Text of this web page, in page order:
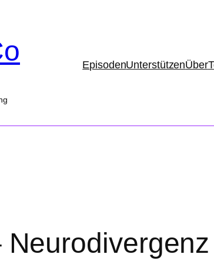
EpisodenUnterstützenÜber